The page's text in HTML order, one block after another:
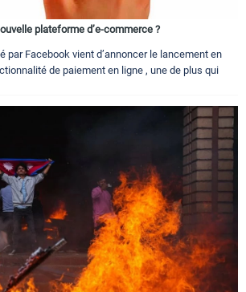
plateforme d’e-commerce ?
par Facebook vient d’annoncer le lancement en
de paiement en ligne , une de plus qui